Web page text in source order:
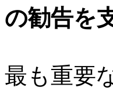
の勧告を
最も重要